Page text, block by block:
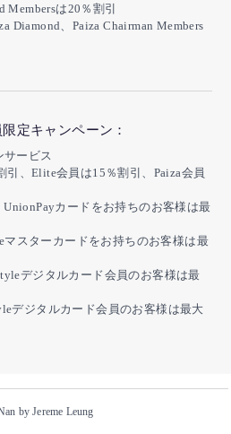
Membersは20％割引
Diamond、Paiza Chairman Members
定キャンペーン：
サービス
引、Elite会員は15％割引、Paiza会員
UnionPayカードをお持ちのお客様は最
マスターカードをお持ちのお客様は最
デジタルカード会員のお客様は最
デジタルカード会員のお客様は最大
by Jereme Leung